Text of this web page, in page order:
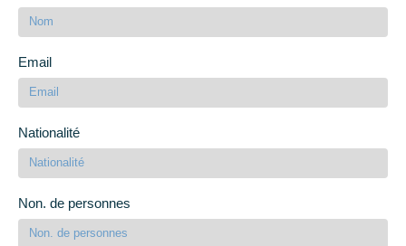
Email
Nationalité
Non. de personnes